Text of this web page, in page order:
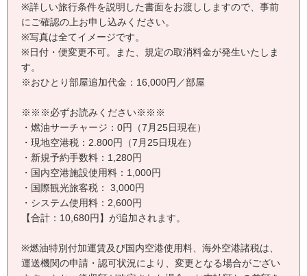
※詳しい旅行条件を説明した書面をお渡ししますので、事前
にご確認の上お申し込みください。
※写真は全てイメージです。
※日付・便変更不可。また、規定の取消料金が発生いたしま
す。
※おひとり部屋追加代金：16,000円／部屋
※※※必ずお読みください※※※
・燃油サーチャージ：0円（7月25日現在）
・現地空港税：2.800円（7月25日現在）
・新規予約手数料：1,280円
・国内空港施設使用料：1,000円
・国際観光旅客税： 3,000円
・システム使用料：2,600円
【合計：10,680円】が追加されます。
※燃油特別付加運賃及び国内空港使用料、海外空港諸税は、
運送機関の申請・認可状況により、変更となる場合がござい